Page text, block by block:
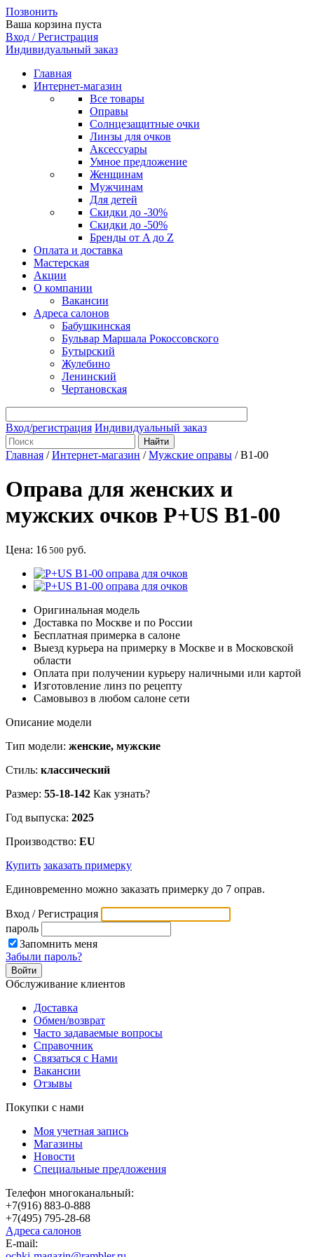
Позвонить
Ваша корзина пуста
Вход / Регистрация
Индивидуальный заказ
Главная
Интернет-магазин
Все товары
Оправы
Солнцезащитные очки
Линзы для очков
Аксессуары
Умное предложение
Женщинам
Мужчинам
Для детей
Скидки до -30%
Скидки до -50%
Бренды от A до Z
Оплата и доставка
Мастерская
Акции
О компании
Вакансии
Адреса салонов
Бабушкинская
Бульвар Маршала Рокоссовского
Бутырский
Жулебино
Ленинский
Чертановская
Вход/регистрация Индивидуальный заказ
Главная /Интернет-магазин /Мужские оправы /B1-00
Оправа для женских и
мужских очков P+US B1-00
Цена: 16 500 руб.
Оригинальная модель
Доставка по Москве и по России
Бесплатная примерка в салоне
Выезд курьера на примерку в Москве и в Московской
области
Оплата при получении курьеру наличными или картой
Изготовление линз по рецепту
Самовывоз в любом салоне сети
Описание модели
Тип модели: женские, мужские
Стиль: классический
Размер: 55-18-142 Как узнать?
Год выпуска: 2025
Производство: EU
Купить заказать примерку
Единовременно можно заказать примерку до 7 оправ.
Вход / Регистрация
пароль
Запомнить меня
Забыли пароль?
Обслуживание клиентов
Доставка
Обмен/возврат
Часто задаваемые вопросы
Справочник
Связаться с Нами
Вакансии
Отзывы
Покупки с нами
Моя учетная запись
Магазины
Новости
Специальные предложения
Телефон многоканальный:
+7(916) 883-0-888
+7(495) 795-28-68
Адреса салонов
Е-mail: